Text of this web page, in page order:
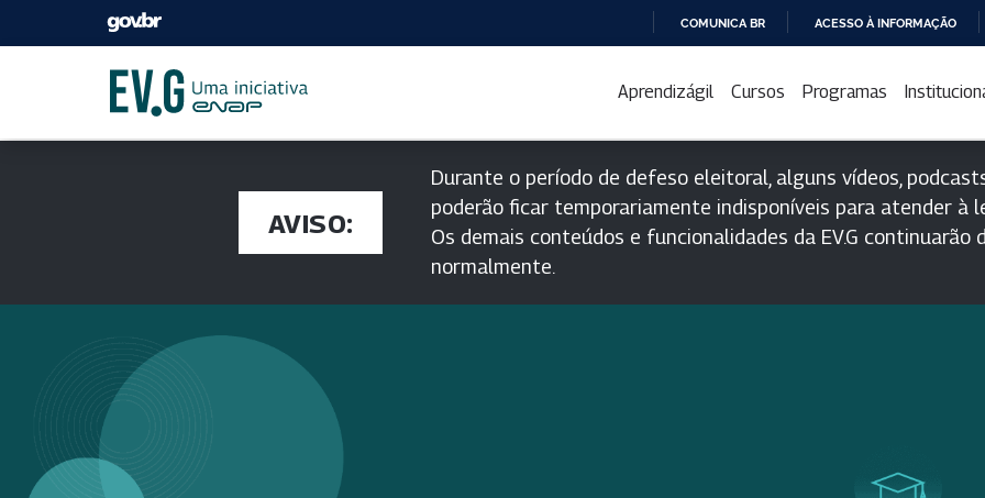
PARA
CONTEÚDO
COMUNICA BR ACESSO À INFORMAÇÃO
Aprendizágil Cursos Programas
AVISO:
Durante o período de defeso eleitoral, alguns vídeos,
poderão ficar temporariamente indisponíveis para atender à
Os demais conteúdos e funcionalidades da EV.G continuarão
normalmente.